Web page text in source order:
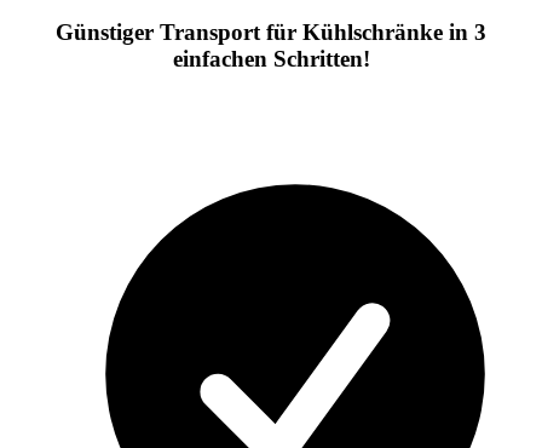
Günstiger Transport für Kühlschränke in 3
einfachen Schritten!